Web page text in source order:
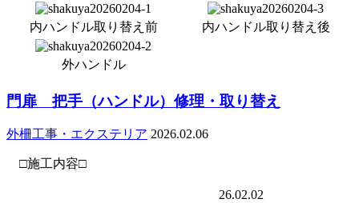
内ハンドル取り替え前 内ハンドル取り替え後
外ハンドル
門扉 把手（ハンドル）修理・取り替え
外柵工事・エクステリア 2026.02.06
□施工内容□
26.02.02